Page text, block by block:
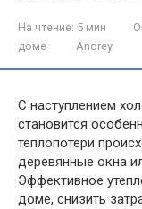
На чтение: 5 мин
доме
Andrey
С наступлением
становится
теплопотери
деревянные окна
Эффективное
доме, снизить